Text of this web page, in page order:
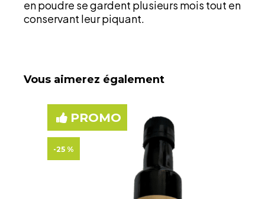
en poudre se gardent plusieurs mois tout en
conservant leur piquant.
Vous aimerez également
-50 %
PROMO